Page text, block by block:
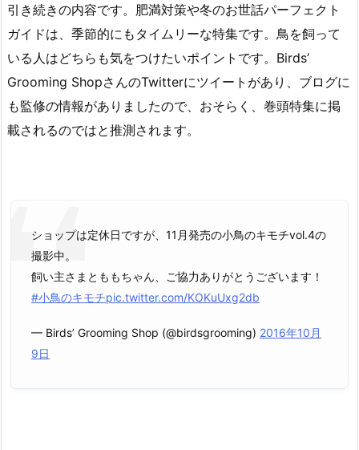
引き続きの内容です。肥満対策や冬のお世話パーフェクト
ガイドは、季節的にもタイムリーな特集です。鳥を飼って
いる人はどちらも気をつけたいポイントです。Birds’
Grooming ShopさんのTwitterにツイートがあり、ブログに
も監修の情報がありましたので、おそらく、巻頭特集に掲
載されるのではと推測されます。
ショップは定休日ですが、11月発売の小鳥のキモチvol.4の
撮影中。
飼い主さまとももちゃん、ご協力ありがとうございます！
#小鳥のキモチpic.twitter.com/KOKuUxg2db
— Birds’ Grooming Shop (@birdsgrooming) 2016年10月
9日